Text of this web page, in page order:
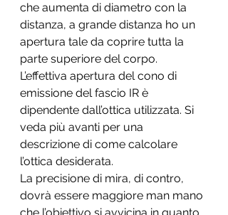
che aumenta di diametro con la
distanza, a grande distanza ho un
apertura tale da coprire tutta la
parte superiore del corpo.
L’effettiva apertura del cono di
emissione del fascio IR è
dipendente dall’ottica utilizzata. Si
veda più avanti per una
descrizione di come calcolare
l’ottica desiderata.
La precisione di mira, di contro,
dovrà essere maggiore man mano